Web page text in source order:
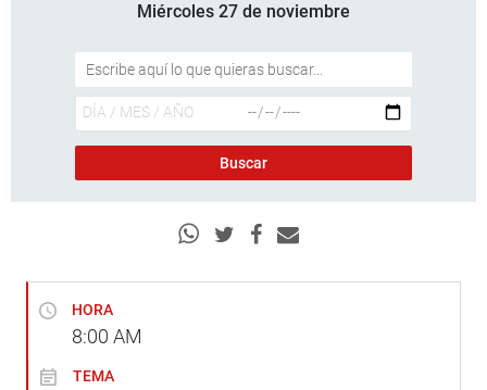
Miércoles 27 de noviembre
HORA
8:00 AM
TEMA